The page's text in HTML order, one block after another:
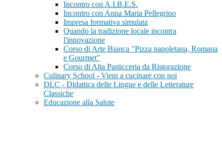
Incontro con A.I.B.E.S.
Incontro con Anna Maria Pellegrino
Impresa formativa simulata
Quando la tradizione locale incontra
l'innovazione
Corso di Arte Bianca "Pizza napoletana, Romana
e Gourmet"
Corso di Alta Pasticceria da Ristorazione
Culinary School - Vieni a cucinare con noi
DLC - Didattica delle Lingue e delle Letterature
Classiche
Educazione alla Salute